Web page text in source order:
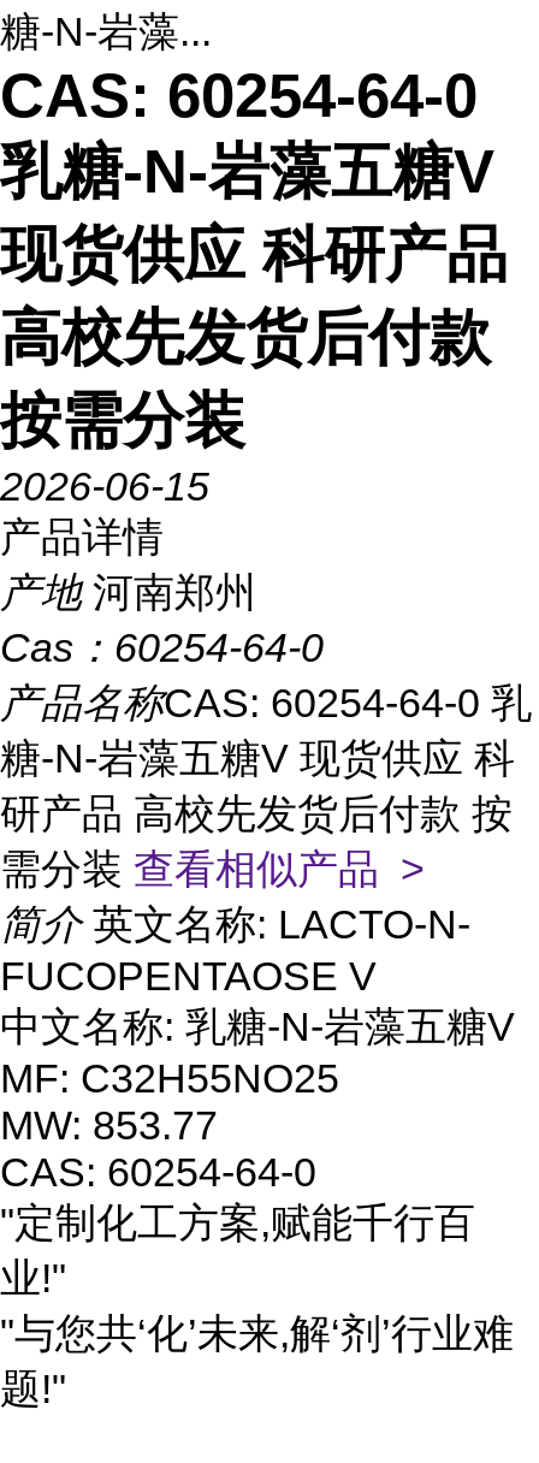
糖-N-岩藻...
CAS: 60254-64-0
乳糖-N-岩藻五糖V
现货供应 科研产品
高校先发货后付款
按需分装
2026-06-15
产品详情
产地 河南郑州
Cas： 60254-64-0
产品名称CAS: 60254-64-0 乳
糖-N-岩藻五糖V 现货供应 科
研产品 高校先发货后付款 按
需分装 查看相似产品 >
简介 英文名称: LACTO-N-
FUCOPENTAOSE V
中文名称: 乳糖-N-岩藻五糖V
MF: C32H55NO25
MW: 853.77
CAS: 60254-64-0
"定制化工方案,赋能千行百
业!"
"与您共‘化’未来,解‘剂’行业难
题!"